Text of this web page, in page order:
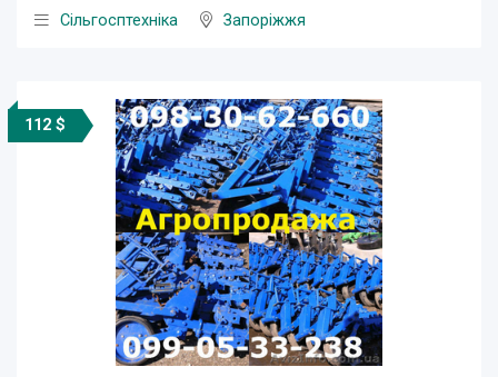
Сільгосптехніка
Запоріжжя
112 $